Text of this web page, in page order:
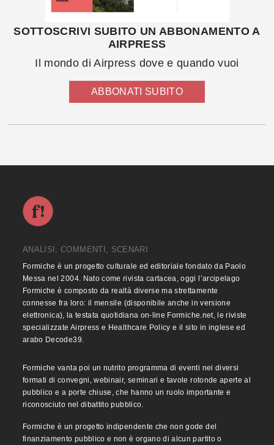
SOTTOSCRIVI SUBITO UN ABBONAMENTO A
AIRPRESS
Il mondo di Airpress dove e quando vuoi
ABBONATI SUBITO
ANALISI, COMMENTI, SCENARI
Formiche è un progetto culturale ed editoriale fondato da Paolo
Messa nel 2004. Nato come rivista cartacea, oggi l’arcipelago
Formiche è composto da realtà diverse ma strettamente
connesse fra loro: il mensile (disponibile anche in versione
elettronica), la testata quotidiana on-line Formiche.net, le riviste
specializzate Airpress e Healthcare Policy e il sito in inglese ed
arabo Decode39.
Formiche vanta poi un nutrito programma di eventi nei diversi
formati di convegni, webinair, seminari e tavole rotonde aperte al
pubblico e a porte chiuse, che hanno un ruolo importante e
riconosciuto nel dibattito pubblico.
Formiche è un progetto indipendente che non gode del
finanziamento pubblico e non è organo di alcun partito o